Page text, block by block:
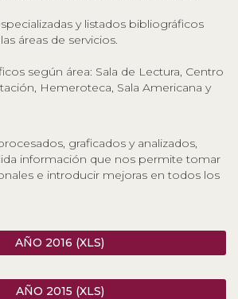
y listados bibliográficos
áreas de servicios.
según área: Sala de Lectura, Centro
Hemeroteca, Sala Americana y
graficados y analizados,
información que nos permite tomar
e introducir mejoras en todos los
AÑO 2016 (XLS)
AÑO 2015 (XLS)